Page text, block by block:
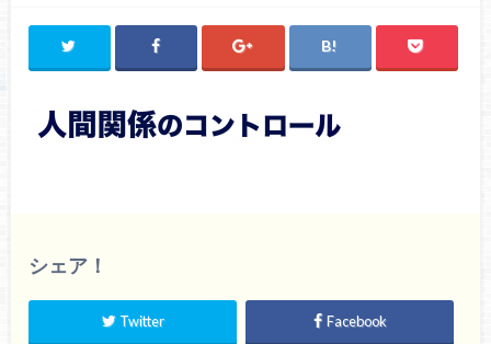
シェア！
Twitter Facebook